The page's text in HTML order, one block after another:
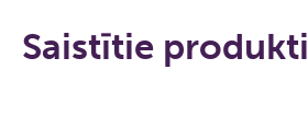
Saistītie produkti